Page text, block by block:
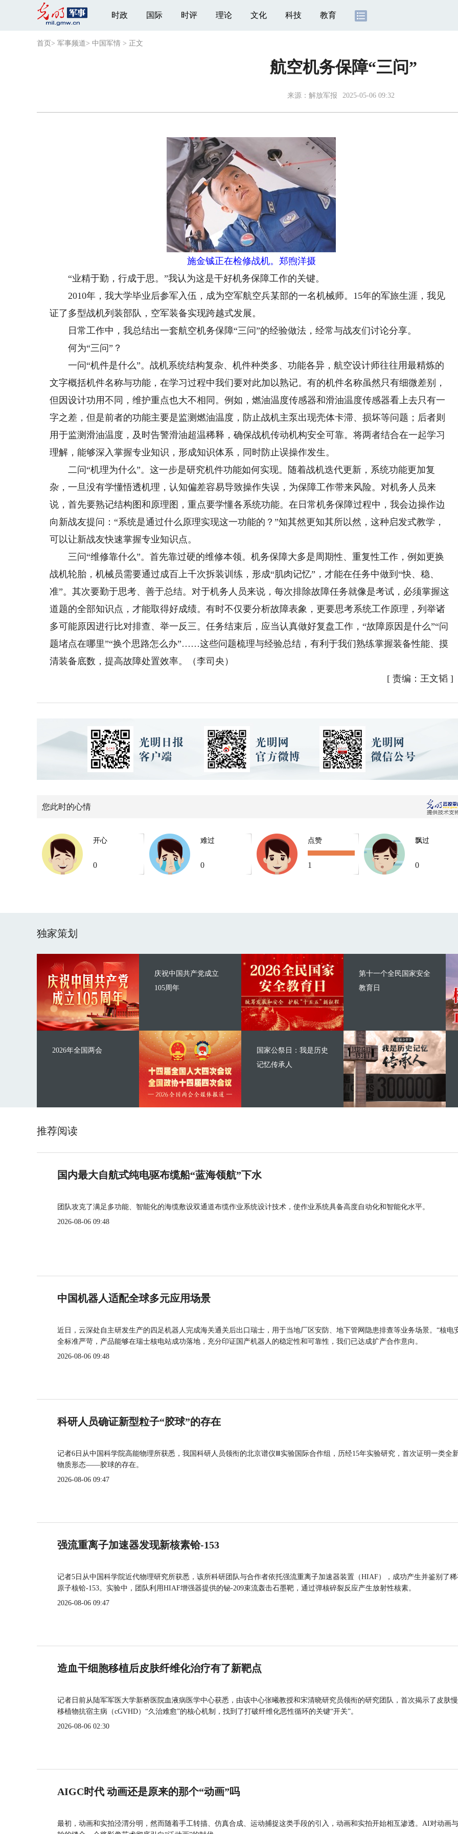
时政 国际 时评 理论 文化 科技 教育
首页 > 军事频道> 中国军情 > 正文
航空机务保障“三问”
来源： 解放军报 2025-05-06 09:32
施金铖正在检修战机。郑煦洋摄
“业精于勤，行成于思。”我认为这是干好机务保障工作的关键。
2010年，我大学毕业后参军入伍，成为空军航空兵某部的一名机械师。15年的军旅生涯，我见
证了多型战机列装部队，空军装备实现跨越式发展。
日常工作中，我总结出一套航空机务保障“三问”的经验做法，经常与战友们讨论分享。
何为“三问”？
一问“机件是什么”。战机系统结构复杂、机件种类多、功能各异，航空设计师往往用最精炼的
文字概括机件名称与功能，在学习过程中我们要对此加以熟记。有的机件名称虽然只有细微差别，
但因设计功用不同，维护重点也大不相同。例如，燃油温度传感器和滑油温度传感器看上去只有一
字之差，但是前者的功能主要是监测燃油温度，防止战机主泵出现壳体卡滞、损坏等问题；后者则
用于监测滑油温度，及时告警滑油超温稀释，确保战机传动机构安全可靠。将两者结合在一起学习
理解，能够深入掌握专业知识，形成知识体系，同时防止误操作发生。
二问“机理为什么”。这一步是研究机件功能如何实现。随着战机迭代更新，系统功能更加复
杂，一旦没有学懂悟透机理，认知偏差容易导致操作失误，为保障工作带来风险。对机务人员来
说，首先要熟记结构图和原理图，重点要学懂各系统功能。在日常机务保障过程中，我会边操作边
向新战友提问：“系统是通过什么原理实现这一功能的？”知其然更知其所以然，这种启发式教学，
可以让新战友快速掌握专业知识点。
三问“维修靠什么”。首先靠过硬的维修本领。机务保障大多是周期性、重复性工作，例如更换
战机轮胎，机械员需要通过成百上千次拆装训练，形成“肌肉记忆”，才能在任务中做到“快、稳、
准”。其次要勤于思考、善于总结。对于机务人员来说，每次排除故障任务就像是考试，必须掌握这
道题的全部知识点，才能取得好成绩。有时不仅要分析故障表象，更要思考系统工作原理，列举诸
多可能原因进行比对排查、举一反三。任务结束后，应当认真做好复盘工作，“故障原因是什么”“问
题堵点在哪里”“换个思路怎么办”……这些问题梳理与经验总结，有利于我们熟练掌握装备性能、摸
清装备底数，提高故障处置效率。（李司央）
[ 责编：王文韬 ]
您此时的心情
开心
0
难过
0
点赞
1
飘过
0
独家策划
庆祝中国共产党成立
105周年
2026年全国两会
第十一个全民国家安全
教育日
国家公祭日：我是历史
记忆传承人
推荐阅读
国内最大自航式纯电驱布缆船“蓝海领航”下水
团队攻克了满足多功能、智能化的海缆敷设双通道布缆作业系统设计技术，使作业系统具备高度自动化和智能化水平。
2026-08-06 09:48
中国机器人适配全球多元应用场景
近日，云深处自主研发生产的四足机器人完成海关通关后出口瑞士，用于当地厂区安防、地下管网隐患排查等业务场景。“核电
全标准严苛，产品能够在瑞士核电站成功落地，充分印证国产机器人的稳定性和可靠性，我们已达成扩产合作意向。
2026-08-06 09:48
科研人员确证新型粒子“胶球”的存在
记者6日从中国科学院高能物理所获悉，我国科研人员领衔的北京谱仪Ⅲ实验国际合作组，历经15年实验研究，首次证明一类全
物质形态——胶球的存在。
2026-08-06 09:47
强流重离子加速器发现新核素铪-153
记者5日从中国科学院近代物理研究所获悉，该所科研团队与合作者依托强流重离子加速器装置（HIAF），成功产生并鉴别了
原子核铪-153。实验中，团队利用HIAF增强器提供的铋-209束流轰击石墨靶，通过弹核碎裂反应产生放射性核素。
2026-08-06 09:47
造血干细胞移植后皮肤纤维化治疗有了新靶点
记者日前从陆军军医大学新桥医院血液病医学中心获悉，由该中心张曦教授和宋清晓研究员领衔的研究团队，首次揭示了皮肤
移植物抗宿主病（cGVHD）“久治难愈”的核心机制，找到了打破纤维化恶性循环的关键“开关”。
2026-08-06 02:30
AIGC时代 动画还是原来的那个“动画”吗
最初，动画和实拍泾渭分明，然而随着手工转描、仿真合成、运动捕捉这类手段的引入，动画和实拍开始相互渗透。AI对动画